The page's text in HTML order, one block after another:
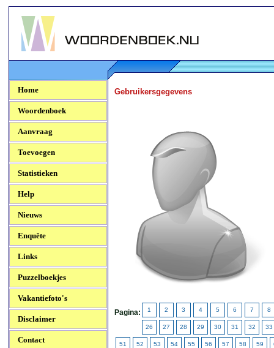
Woordenboek.NU
Home
Woordenboek
Aanvraag
Toevoegen
Statistieken
Help
Nieuws
Enquête
Links
Puzzelboekjes
Vakantiefoto's
Disclaimer
Contact
Gebruikersgegevens
Pagina: 1 2 3 4 5 6 7 8
26 27 28 29 30 31 32 33
51 52 53 54 55 56 57 58 59